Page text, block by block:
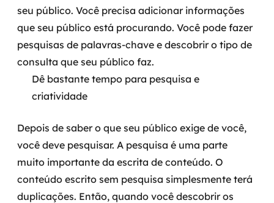
seu público. Você precisa adicionar informações
que seu público está procurando. Você pode fazer
pesquisas de palavras-chave e descobrir o tipo de
consulta que seu público faz.
Dê bastante tempo para pesquisa e
criatividade
Depois de saber o que seu público exige de você,
você deve pesquisar. A pesquisa é uma parte
muito importante da escrita de conteúdo. O
conteúdo escrito sem pesquisa simplesmente terá
duplicações. Então, quando você descobrir os